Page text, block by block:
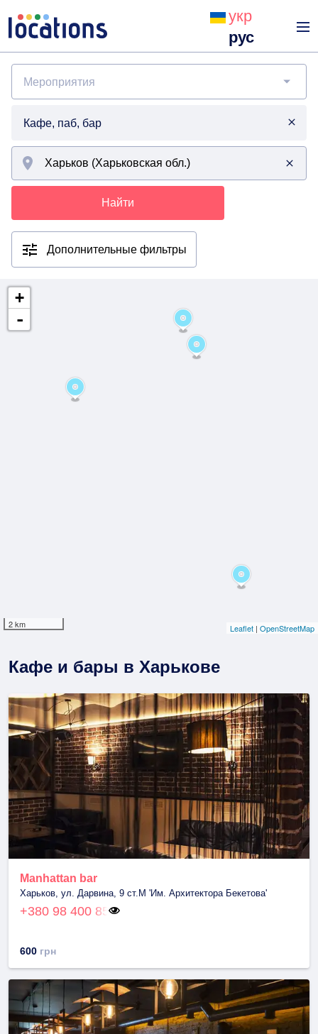
укр
рус
Мероприятия
Кафе, паб, бар
Найти
Дополнительные фильтры
Кафе и бары в Харькове
Manhattan bar
Харьков, ул. Дарвина, 9 ст.М 'Им. Архитектора Бекетова'
+380 98 400 85
600 грн
+
-
2 km Leaflet | OpenStreetMap